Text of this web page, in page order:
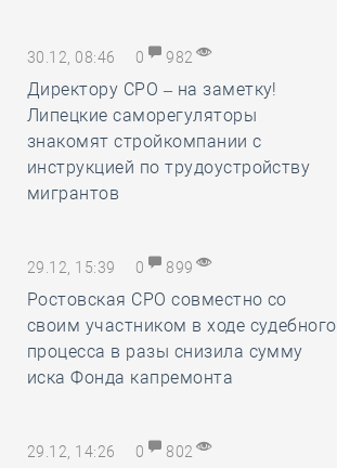
30.12, 08:46 0 982
Директору СРО – на заметку!
Липецкие саморегуляторы
знакомят стройкомпании с
инструкцией по трудоустройству
мигрантов
29.12, 15:39 0 899
Ростовская СРО совместно со
своим участником в ходе судебного
процесса в разы снизила сумму
иска Фонда капремонта
29.12, 14:26 0 802